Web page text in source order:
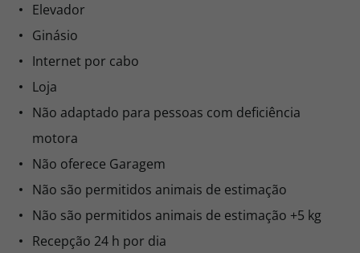
Elevador
Ginásio
Internet por cabo
Loja
Não adaptado para pessoas com deficiência
motora
Não oferece Garagem
Não são permitidos animais de estimação
Não são permitidos animais de estimação +5 kg
Recepção 24 h por dia